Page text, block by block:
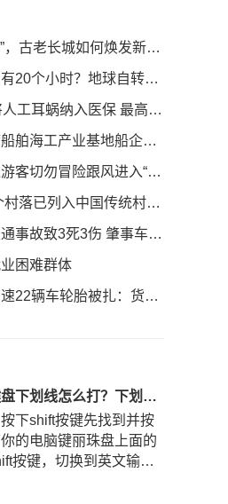
从“抢救”到“研究”，古老长城如何焕发新生机？
七亿年前一天只有20个小时？地球自转为何会减速？
我国10余省份将人工耳蜗纳入医保 最高报销可达45万
山东青岛海西湾船舶海工产业基地船企主动求变：出坞！向着清洁能源转型
安全第一！普通游客切勿冒险跟风进入“野景区”
住建部：8155个村落已列入中国传统村落保护名录
安徽蚌埠发生交通事故致3死3伤 肇事车辆驾驶人已被控制
困难群体
重庆警方通报高速22辆车轮胎被扎：货车掉落图钉，排除故意抛撒
键盘下划线怎么打？下划线快捷键是哪个？
按下shift按键先找到并按
的电脑键丽珠盘上面的
按键，切换到英文输入